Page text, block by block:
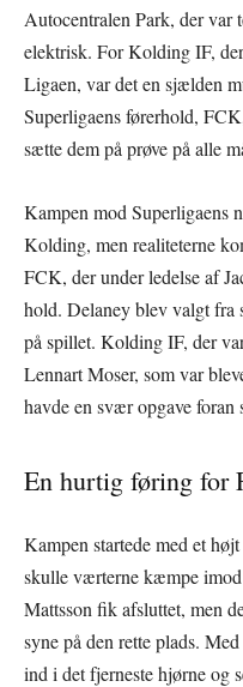
Autocentralen Park, der var
elektrisk. For Kolding IF,
Ligaen, var det en sjælden
Superligaens førerhold,
sætte dem på prøve på alle
Kampen mod Superligaens
Kolding, men realiteterne
FCK, der under ledelse af
hold. Delaney blev valgt fra
på spillet. Kolding IF, der
Lennart Moser, som var
havde en svær opgave foran
En hurtig føring for
Kampen startede med et
skulle værterne kæmpe
Mattsson fik afsluttet, men
syne på den rette plads.
ind i det fjerneste hjørne og